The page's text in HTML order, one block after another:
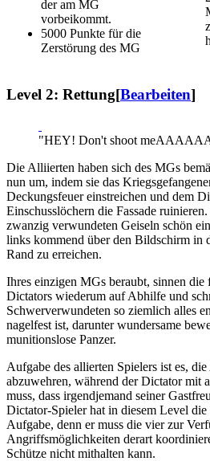
der am MG
vorbeikommt.
5000 Punkte für die
Zerstörung des MG
Level 2: Rettung[Bearbeiten]
"HEY! Don't shoot
Die Alliierten haben sich des MGs
nun um, indem sie das
Deckungsfeuer einstreichen und dem
Einschusslöchern die Fassade
zwanzig verwundeten Geiseln schön
links kommend über den Bildschirm in
Rand zu erreichen.
Ihres einzigen MGs beraubt, sinnen die
Dictators wiederum auf Abhilfe und
Schwerverwundeten so ziemlich alles
nagelfest ist, darunter wundersame
munitionslose Panzer.
Aufgabe des allierten Spielers ist es,
abzuwehren, während der Dictator mit
muss, dass irgendjemand seiner
Dictator-Spieler hat in diesem Level
Aufgabe, denn er muss die vier zur
Angriffsmöglichkeiten derart
Schütze nicht mithalten kann.